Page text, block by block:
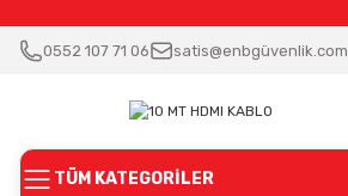
0552 107 71 06 satis@enbgüvenlik.com
TÜM KATEGORİLER